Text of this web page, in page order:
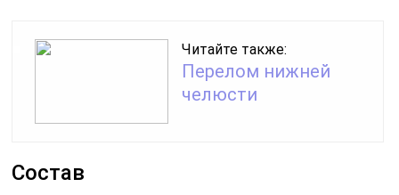
Читайте также:
Перелом нижней
челюсти
Состав